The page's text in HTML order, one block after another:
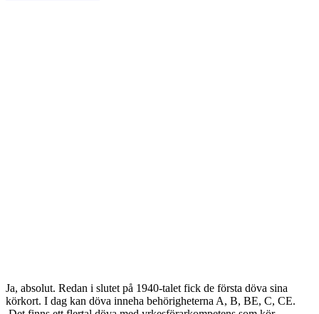
Ja, absolut. Redan i slutet på 1940-talet fick de första döva sina
körkort. I dag kan döva inneha behörigheterna A, B, BE, C, CE.